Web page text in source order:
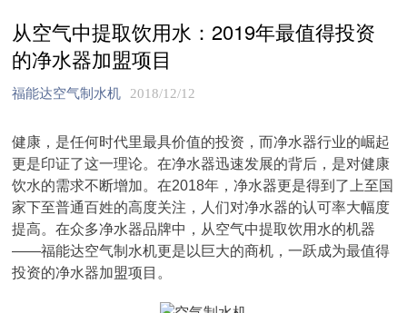
从空气中提取饮用水：2019年最值得投资
的净水器加盟项目
福能达空气制水机 2018/12/12
健康，是任何时代里最具价值的投资，而净水器行业的崛起
更是印证了这一理论。在净水器迅速发展的背后，是对健康
饮水的需求不断增加。在2018年，净水器更是得到了上至国
家下至普通百姓的高度关注，人们对净水器的认可率大幅度
提高。在众多净水器品牌中，从空气中提取饮用水的机器
——福能达空气制水机更是以巨大的商机，一跃成为最值得
投资的净水器加盟项目。